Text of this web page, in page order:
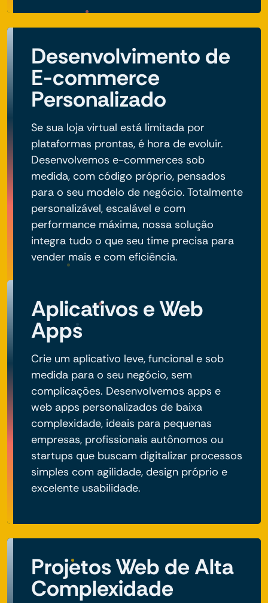
Desenvolvimento de
E-commerce
Personalizado
Se sua loja virtual está limitada por
plataformas prontas, é hora de evoluir.
Desenvolvemos e-commerces sob
medida, com código próprio, pensados
para o seu modelo de negócio. Totalmente
personalizável, escalável e com
performance máxima, nossa solução
integra tudo o que seu time precisa para
vender mais e com eficiência.
Aplicativos e Web
Apps
Crie um aplicativo leve, funcional e sob
medida para o seu negócio, sem
complicações. Desenvolvemos apps e
web apps personalizados de baixa
complexidade, ideais para pequenas
empresas, profissionais autônomos ou
startups que buscam digitalizar processos
simples com agilidade, design próprio e
excelente usabilidade.
Projetos Web de Alta
Complexidade